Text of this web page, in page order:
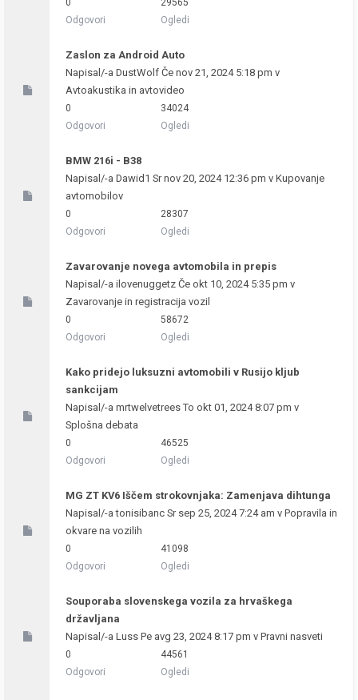
0
Odgovori
29565
Ogledi
Zaslon za Android Auto
Napisal/-a DustWolf Če nov 21, 2024 5:18 pm v
Avtoakustika in avtovideo
0
Odgovori
34024
Ogledi
BMW 216i - B38
Napisal/-a Dawid1 Sr nov 20, 2024 12:36 pm v Kupovanje
avtomobilov
0
Odgovori
28307
Ogledi
Zavarovanje novega avtomobila in prepis
Napisal/-a ilovenuggetz Če okt 10, 2024 5:35 pm v
Zavarovanje in registracija vozil
0
Odgovori
58672
Ogledi
Kako pridejo luksuzni avtomobili v Rusijo kljub
sankcijam
Napisal/-a mrtwelvetreesTo okt 01, 2024 8:07 pm v
Splošna debata
0
Odgovori
46525
Ogledi
MG ZT KV6 Iščem strokovnjaka: Zamenjava dihtunga
Napisal/-atonisibanc Sr sep 25, 2024 7:24 am v Popravila in
okvare na vozilih
0
Odgovori
41098
Ogledi
Souporaba slovenskega vozila za hrvaškega
državljana
Napisal/-a Luss Pe avg 23, 2024 8:17 pm v Pravni nasveti
0
Odgovori
44561
Ogledi